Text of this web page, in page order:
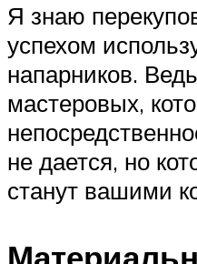
Я знаю
успехом
напарников.
мастеровых,
не дается, но
станут вашими